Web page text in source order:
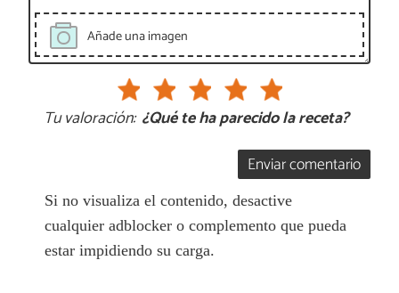
Añade una imagen
Tu valoración: ¿Qué te ha parecido la receta?
Enviar comentario
Si no visualiza el contenido, desactive
cualquier adblocker o complemento que pueda
estar impidiendo su carga.